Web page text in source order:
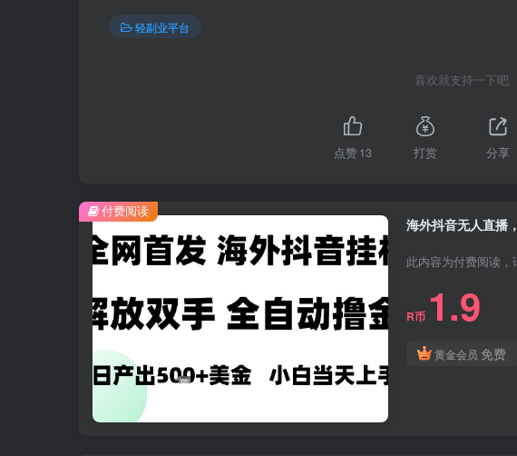
轻副业平台
喜欢就支持一下吧
点赞13 打赏 分享
此内容为付费阅读，
R币 1.9
黄金会员 免费
付费阅读